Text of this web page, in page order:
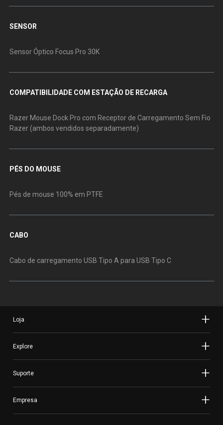
SENSOR
Sensor Óptico Focus Pro 30K
COMPATIBILIDADE COM ESTAÇÃO DE RECARGA
Razer Mouse Dock Pro com Receptor de Carregamento Sem Fio
Razer (ambos vendidos separadamente)
PÉS DO MOUSE
Pés de mouse 100% em PTFE
CABO
Cabo de carregamento USB Tipo A para USB Tipo C
Loja
Explore
Suporte
Empresa